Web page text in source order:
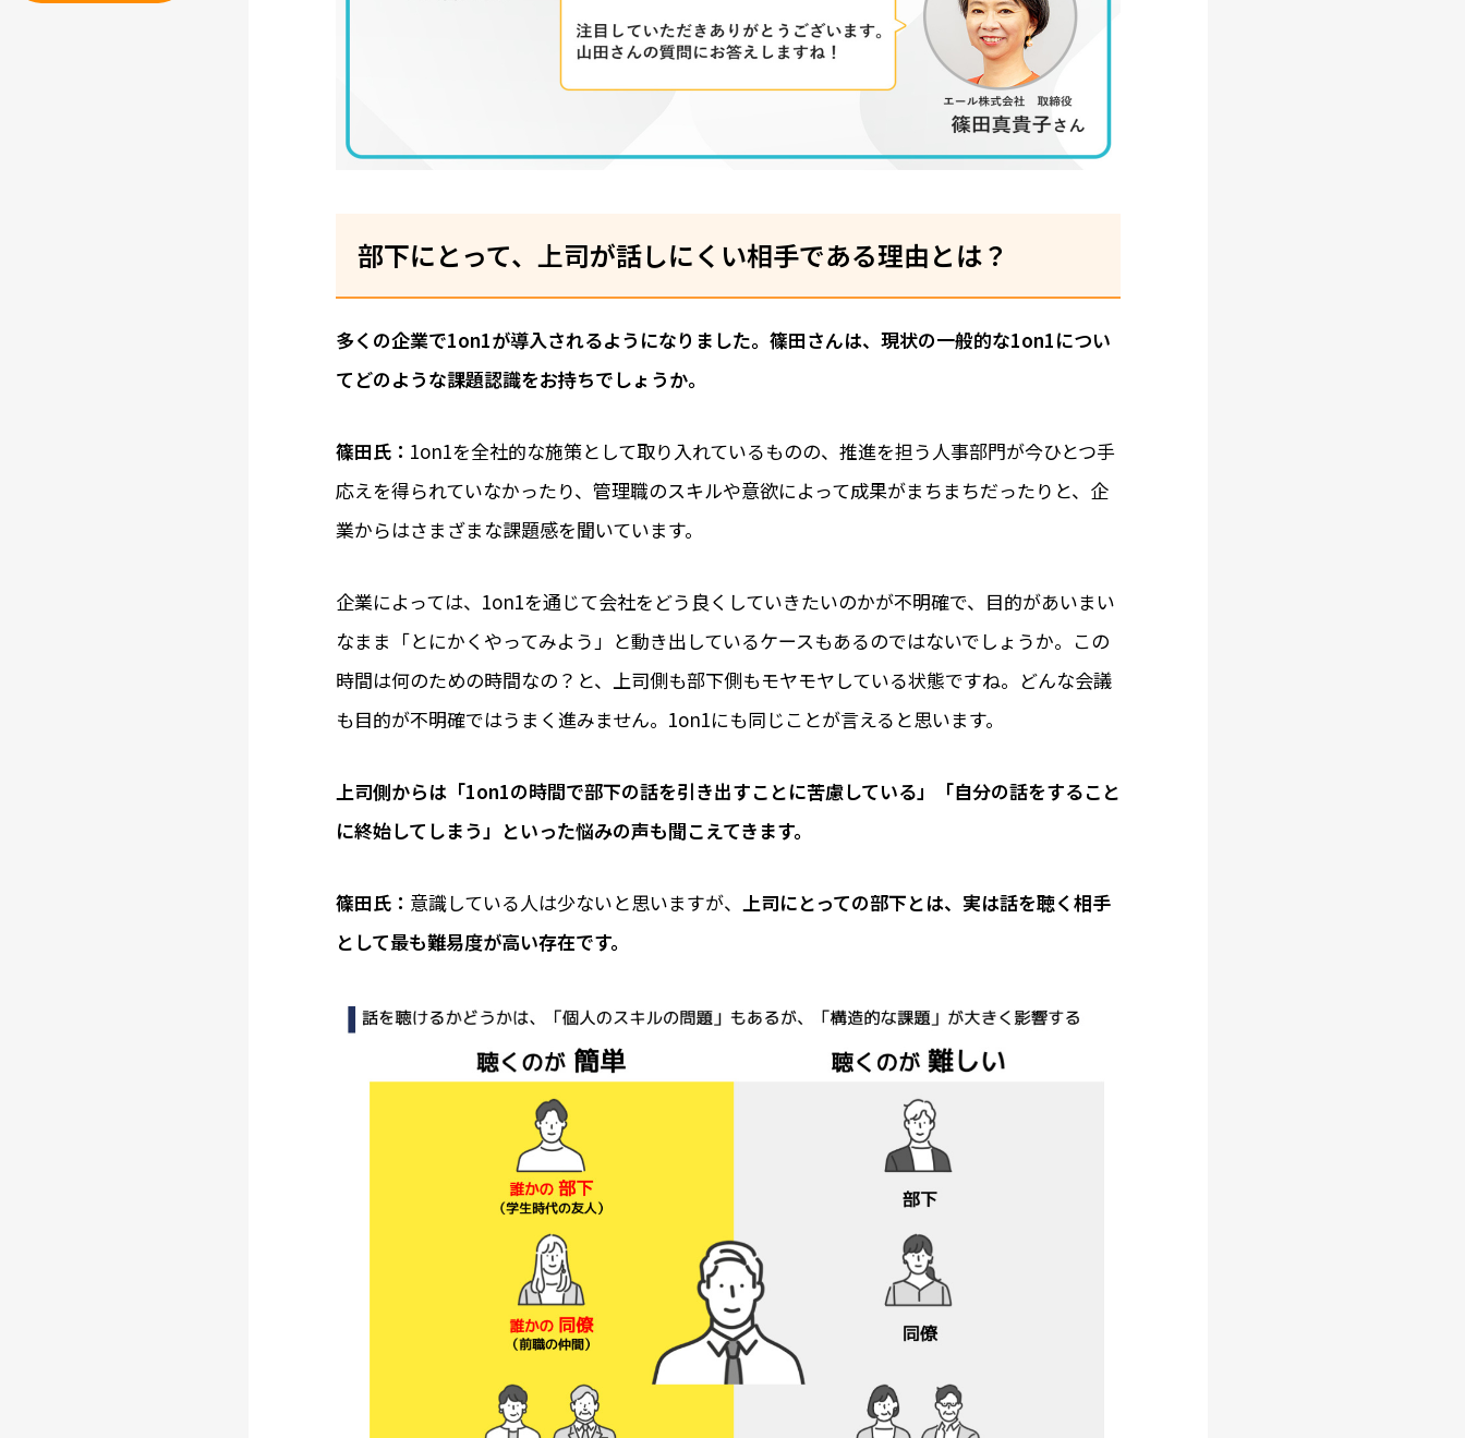
部下にとって、上司が話しにくい相手である理由とは？
――多くの企業で1on1が導入されるようになりました。篠田さんは、現状の一般的な1on1につい
てどのような課題認識をお持ちでしょうか。
篠田氏： 1on1を全社的な施策として取り入れているものの、推進を担う人事部門が今ひとつ手
応えを得られていなかったり、管理職のスキルや意欲によって成果がまちまちだったりと、企
業からはさまざまな課題感を聞いています。
企業によっては、1on1を通じて会社をどう良くしていきたいのかが不明確で、目的があいまい
なまま「とにかくやってみよう」と動き出しているケースもあるのではないでしょうか。この
時間は何のための時間なの？と、上司側も部下側もモヤモヤしている状態ですね。どんな会議
も目的が不明確ではうまく進みません。1on1にも同じことが言えると思います。
――上司側からは「1on1の時間で部下の話を引き出すことに苦慮している」「自分の話をすること
に終始してしまう」といった悩みの声も聞こえてきます。
篠田氏： 意識している人は少ないと思いますが、
上司にとっての部下とは、実は話を聴く相手
として最も難易度が高い存在です。